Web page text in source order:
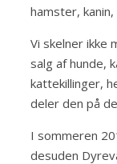
hamster,
Vi skelner ikke
salg af hunde,
kattekillinger,
deler den på
I sommeren
desuden